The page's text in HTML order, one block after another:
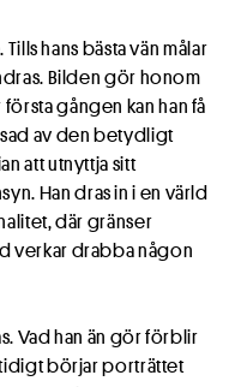
hans bästa vän målar
Bilden gör honom
gången kan han få
av den betydligt
att utnyttja sitt
Han dras in i en värld
där gränser
verkar drabba någon
Vad han än gör förblir
börjar porträttet